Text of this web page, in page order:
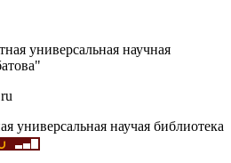
универсальная научная
универсальная научая библиотека